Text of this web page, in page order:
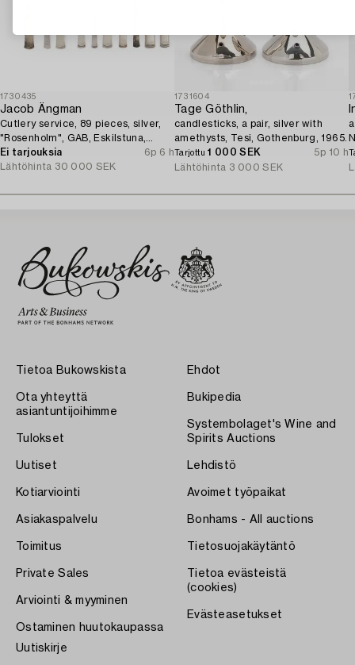
1730435
Jacob Ängman
Cutlery service, 89 pieces, silver,
"Rosenholm", GAB, Eskilstuna,
1961-87.
Ei tarjouksia
6p 6 h
Lähtöhinta 30 000 SEK
1731604
Tage Göthlin,
candlesticks, a pair, silver with
amethysts, Tesi, Gothenburg, 1965.
Tarjottu1 000 SEK
5p 10 h
Lähtöhinta 3 000 SEK
Tietoa Bukowskista
Ota yhteyttä
asiantuntijoihimme
Tulokset
Uutiset
Kotiarviointi
Asiakaspalvelu
Toimitus
Private Sales
Arviointi & myyminen
Ostaminen huutokaupassa
Ehdot
Bukipedia
Systembolaget's Wine and
Spirits Auctions
Lehdistö
Avoimet työpaikat
Bonhams - All auctions
Tietosuojakäytäntö
Tietoa evästeistä
(cookies)
Evästeasetukset
Uutiskirje